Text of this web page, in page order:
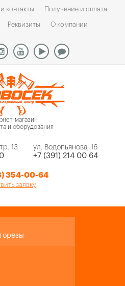
контакты Получение и оплата
Реквизиты О компании
магазин
и оборудования
13 ул. Водопьянова, 16
+7 (391) 214 00 64
354-00-64
заявку